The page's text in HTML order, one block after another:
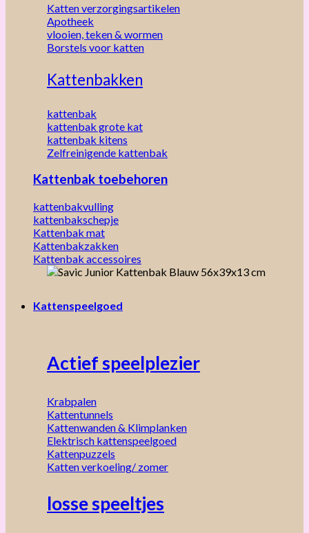
Katten verzorgingsartikelen
Apotheek
vlooien, teken & wormen
Borstels voor katten
Kattenbakken
kattenbak
kattenbak grote kat
kattenbak kitens
Zelfreinigende kattenbak
Kattenbak toebehoren
kattenbakvulling
kattenbakschepje
Kattenbak mat
Kattenbakzakken
Kattenbak accessoires
Kattenspeelgoed
Actief speelplezier
Krabpalen
Kattentunnels
Kattenwanden & Klimplanken
Elektrisch kattenspeelgoed
Kattenpuzzels
Katten verkoeling/ zomer
losse speeltjes